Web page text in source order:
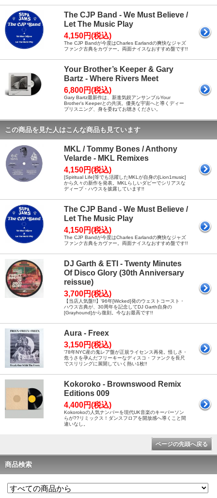
The CJP Band - We Must Believe /
Let The Music Play
4,150円(税込)
The CJP Bandが今度はCharles Earlandの爽快なジャズ
ファンク古典をカヴァー。両面ナイスなおすすめ盤です!!
Your Brother’s Keeper & Gary
Bartz - Where Rivers Meet
6,800円(税込)
Gary Bartz最新作は、新進気鋭アンサンブルYour
Brother's Keeperとの共演。優美な宇宙へと導くディー
プリスニング、身を委ねてお聴きください。
この商品を見た人はこんな商品も見ています
MKL / Tommy Bones / Anthony
Velarde - MKL Remixes
4,150円(税込)
[Spiritual Life]等でも活躍したMKLが自身の[Lion1music]
から久々の新作を発表。MKLらしいダビーでシリアスな
ディープ・ハウスを披露しています!!
The CJP Band - We Must Believe /
Let The Music Play
4,150円(税込)
The CJP Bandが今度はCharles Earlandの爽快なジャズ
ファンク古典をカヴァー。両面ナイスなおすすめ盤です!!
DJ Garth & ETI - Twenty Minutes
Of Disco Glory (30th Anniversary
reissue)
3,700円(税込)
【当店人気盤!!】'96年[Wicked]発のウェストコースト・
ハウス古典が、30周年を記念してDJ Garth自身の
[Grayhound]から復刻。今なお最高です!!
Aura - Freex
3,150円(税込)
'78年NYC産の鬼レア盤が正規ライセンス再発。怪しさ・
危うさを孕んだフリーキーなディスコ・ファンクを長尺
でスリリングに展開していく熱い1枚!!
Kokoroko - Brownswood Remix
Editions 009
4,400円(税込)
Kokorokoの人気ナンバーを現代UK音楽のキーパーソン
らが??リミックス！ダンスフロアを開放感へ導くこと間
違いなし。
ページの先頭へ戻る
商品検索